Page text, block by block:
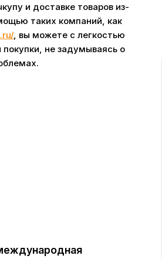
и доставке товаров из-
таких компаний, как
, вы можете с легкостью
покупки, не задумываясь о